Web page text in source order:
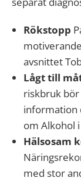
Rökstopp
avsnittet
Lågt till
riskbruk
information
om Alkohol
Hälsosam
med stor